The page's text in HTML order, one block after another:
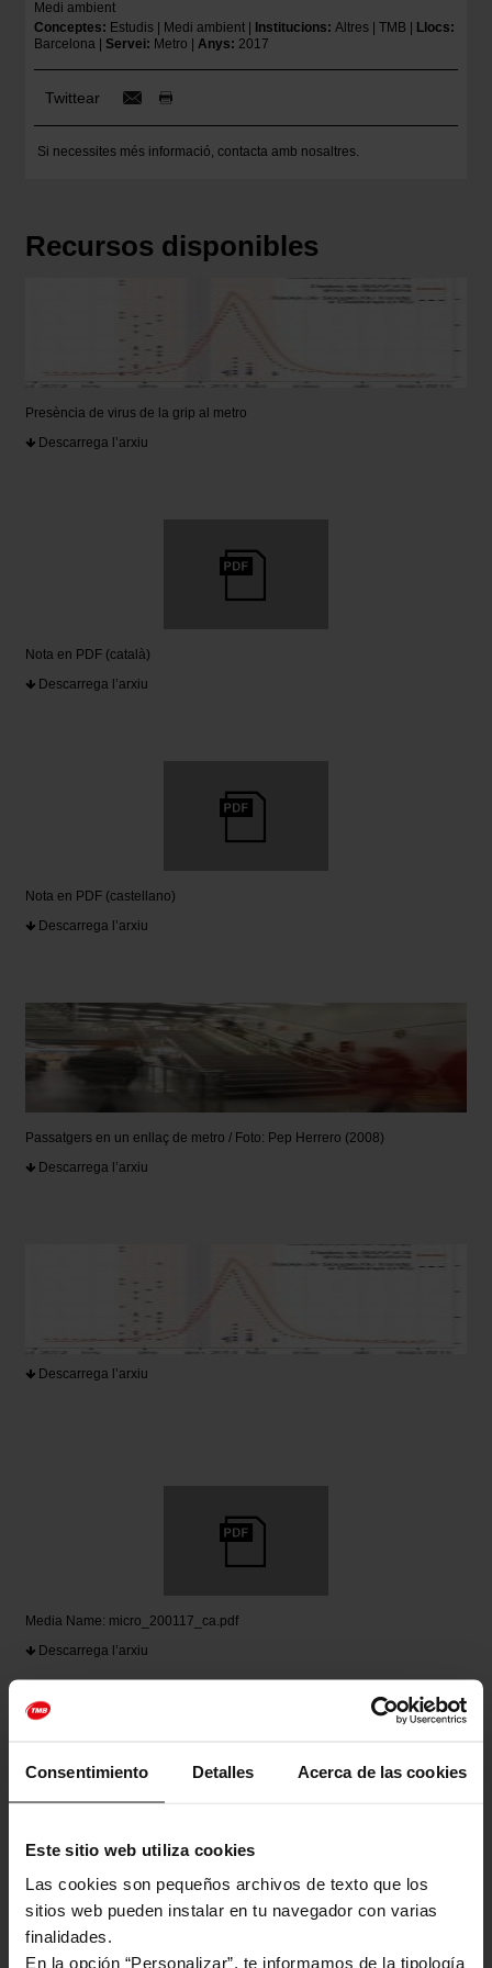
Consentimiento Detalles Acerca de las cookies
Este sitio web utiliza cookies
Las cookies son pequeños archivos de texto que los
sitios web pueden instalar en tu navegador con varias
finalidades.
En la opción “Personalizar”, te informamos de la tipología
Medi ambient
Conceptes
Estudis Medi ambient Institucions Altres TMB
Llocs
Barcelona
Servei Metro Anys 2017
Twittear
Si necessites més informació, contacta amb nosaltres
Recursos disponibles
Presència de virus de la grip al metro
Descarrega l’arxiu
Nota en PDF (català)
Descarrega l’arxiu
Nota en PDF (castellano)
Descarrega l’arxiu
Passatgers en un enllaç de metro / Foto: Pep Herrero (2008)
Descarrega l’arxiu
Descarrega l’arxiu
Media Name: micro_200117_ca.pdf
Descarrega l’arxiu
Descarrega l’arxiu